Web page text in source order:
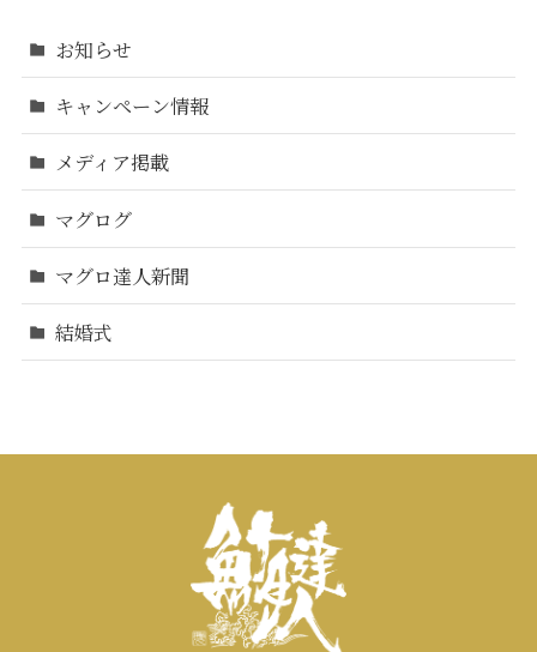
お知らせ
キャンペーン情報
メディア掲載
マグログ
マグロ達人新聞
結婚式